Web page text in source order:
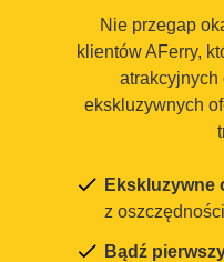
Nie przegap
klientów AFerry,
atrakcyjnych
ekskluzywnych
Ekskluzywne
z
Bądź